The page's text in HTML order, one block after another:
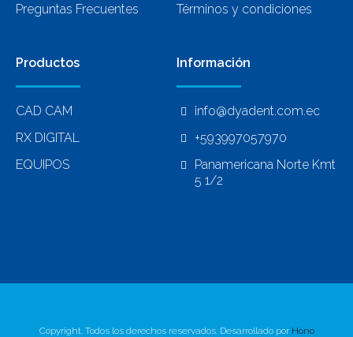
Preguntas Frecuentes
Términos y condiciones
Productos
CAD CAM
RX DIGITAL
EQUIPOS
Información
info@dyadent.com.ec
+593997057970
Panamericana Norte Kmt
5 1/2
Copyright. Todos los derechos reservados. Desarrollado por Hono